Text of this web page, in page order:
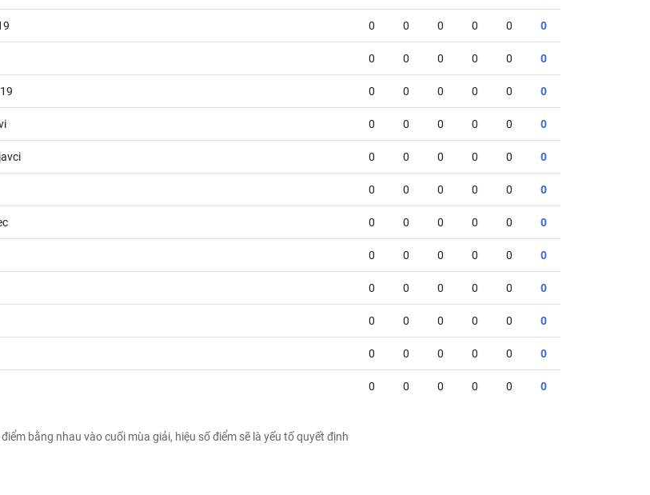
0 0 0 0 0 0
0 0 0 0 0 0
0 0 0 0 0 0
0 0 0 0 0 0
0 0 0 0 0 0
0 0 0 0 0 0
0 0 0 0 0 0
0 0 0 0 0 0
0 0 0 0 0 0
0 0 0 0 0 0
0 0 0 0 0 0
0 0 0 0 0 0
bằng nhau vào cuối mùa giải, hiệu số điểm sẽ là yếu tố quyết định